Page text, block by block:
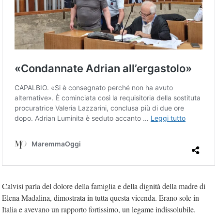
Calvisi parla del dolore della famiglia e della dignità della madre di
Elena Madalina, dimostrata in tutta questa vicenda. Erano sole in
Italia e avevano un rapporto fortissimo, un legame indissolubile.